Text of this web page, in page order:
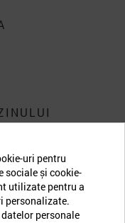
uri pentru
sociale și cookie-
utilizate pentru a
personalizate.
personale